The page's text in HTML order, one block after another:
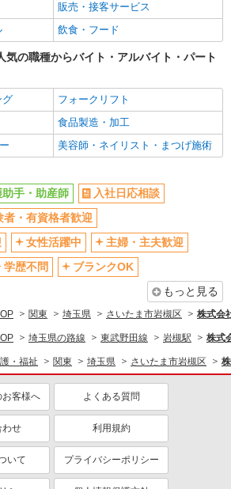
ミドル（40代～）活躍中
シニア（60代～）活躍中
ボーナス・賞与あり
禁煙・分煙
車通勤OK
自転車通勤OK
産休・育休取得実績あり
り
各種手当（家族・役職・インセン
ティブなど）あり
研修制度あり
医療・介護・福祉
手・助産師
す
ミドル（40代～）活躍中
車通勤OK
社会保険あり
販売・接客サービス
飲食・フード
気の職種からバイト・アルバイト・パート
グ
フォークリフト
食品製造・加工
美容師・ネイリスト・まつげ施術
手・助産師
入社日応相談
者・有資格者歓迎
女性活躍中
主婦・主夫歓迎
学歴不問
ブランクOK
もっと見る
関東 埼玉県 さいたま市岩槻区 株式会
埼玉県の路線 東武野田線 岩槻駅 株式
・福祉 関東 埼玉県 さいたま市岩槻区
客様へ よくある質問
わせ 利用規約
いて プライバシーポリシー